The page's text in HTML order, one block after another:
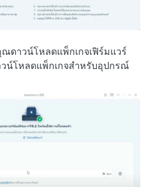
ดาวน์โหลดแพ็กเกจเฟิร์มแวร์
น์โหลดแพ็กเกจสำหรับอุปกรณ์